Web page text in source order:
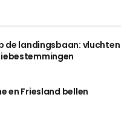
de landingsbaan: vluchten
en Friesland bellen